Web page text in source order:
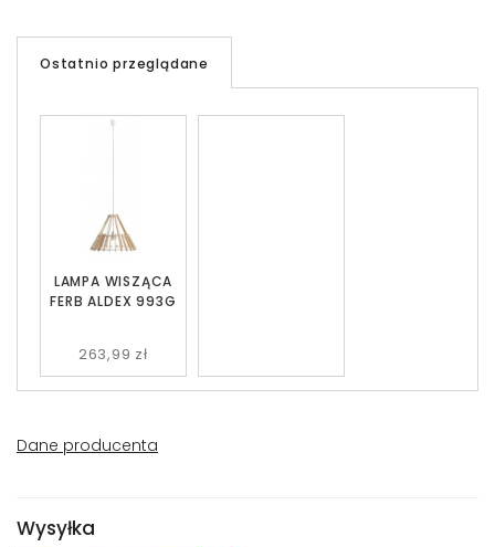
Ostatnio przeglądane
LAMPA WISZĄCA
FERB ALDEX 993G
263,99 zł
Dane producenta
Wysyłka